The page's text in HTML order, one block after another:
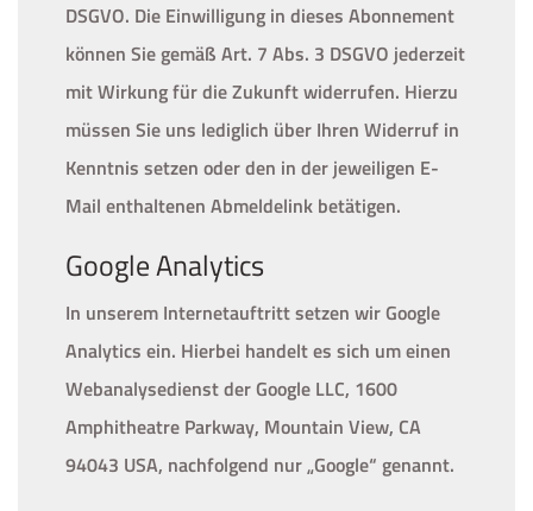
DSGVO. Die Einwilligung in dieses Abonnement
können Sie gemäß Art. 7 Abs. 3 DSGVO jederzeit
mit Wirkung für die Zukunft widerrufen. Hierzu
müssen Sie uns lediglich über Ihren Widerruf in
Kenntnis setzen oder den in der jeweiligen E-
Mail enthaltenen Abmeldelink betätigen.
Google Analytics
In unserem Internetauftritt setzen wir Google
Analytics ein. Hierbei handelt es sich um einen
Webanalysedienst der Google LLC, 1600
Amphitheatre Parkway, Mountain View, CA
94043 USA, nachfolgend nur „Google“ genannt.